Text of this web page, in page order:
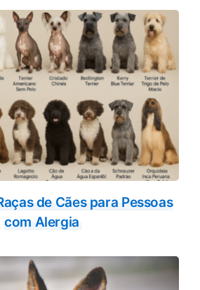
de Cães para Pessoas
com Alergia